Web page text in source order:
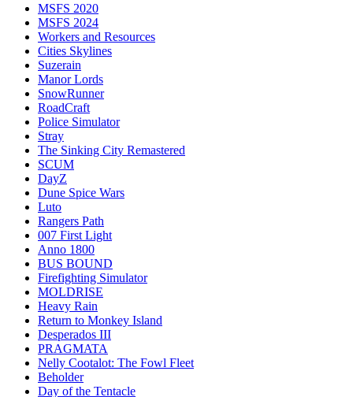
MSFS 2020
MSFS 2024
Workers and Resources
Cities Skylines
Suzerain
Manor Lords
SnowRunner
RoadCraft
Police Simulator
Stray
The Sinking City Remastered
SCUM
DayZ
Dune Spice Wars
Luto
Rangers Path
007 First Light
Anno 1800
BUS BOUND
Firefighting Simulator
MOLDRISE
Heavy Rain
Return to Monkey Island
Desperados III
PRAGMATA
Nelly Cootalot: The Fowl Fleet
Beholder
Day of the Tentacle